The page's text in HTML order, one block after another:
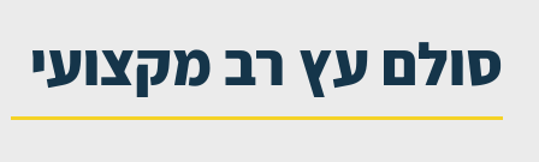
סולם עץ רב מקצועי
סולם עץ רב מקצועי
סולמות עץ